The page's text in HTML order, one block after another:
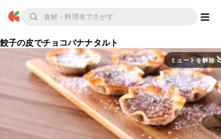
餃子の皮でチョコバナナタルト
ミュートを解除